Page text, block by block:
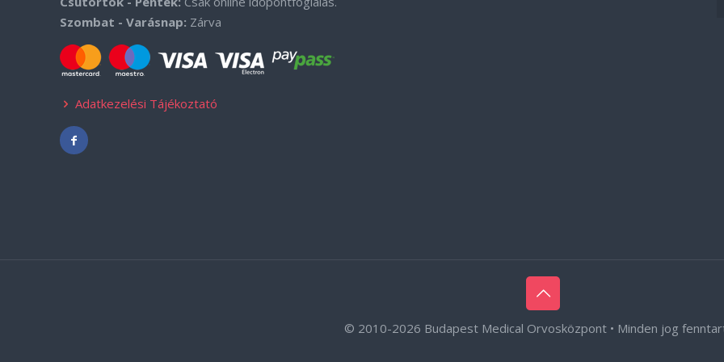
Szombat - Varásnap: Zárva
Adatkezelési Tájékoztató
© 2010-2026 Budapest Medical Orvosközpont • Minden jog